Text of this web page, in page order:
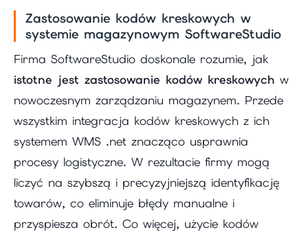
Zastosowanie kodów kreskowych w
systemie magazynowym SoftwareStudio
Firma SoftwareStudio doskonale rozumie, jak
istotne jest zastosowanie kodów kreskowych w
nowoczesnym zarządzaniu magazynem. Przede
wszystkim integracja kodów kreskowych z ich
systemem WMS .net znacząco usprawnia
procesy logistyczne. W rezultacie firmy mogą
liczyć na szybszą i precyzyjniejszą identyfikację
towarów, co eliminuje błędy manualne i
przyspiesza obrót. Co więcej, użycie kodów